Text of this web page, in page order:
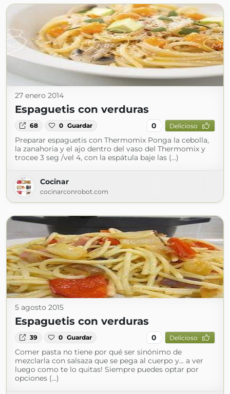
27 enero 2014
Espaguetis con verduras
68 0 Guardar 0 Delicioso
Preparar espaguetis con Thermomix Ponga la cebolla,
la zanahoria y el ajo dentro del vaso del Thermomix y
trocee 3 seg /vel 4, con la espátula baje las (...)
Cocinar
cocinarconrobot.com
5 agosto 2015
Espaguetis con verduras
39 0 Guardar 0 Delicioso
Comer pasta no tiene por qué ser sinónimo de
mezclarla con salsaza que se pega al cuerpo y... a ver
luego como te lo quitas! Siempre puedes optar por
opciones (...)